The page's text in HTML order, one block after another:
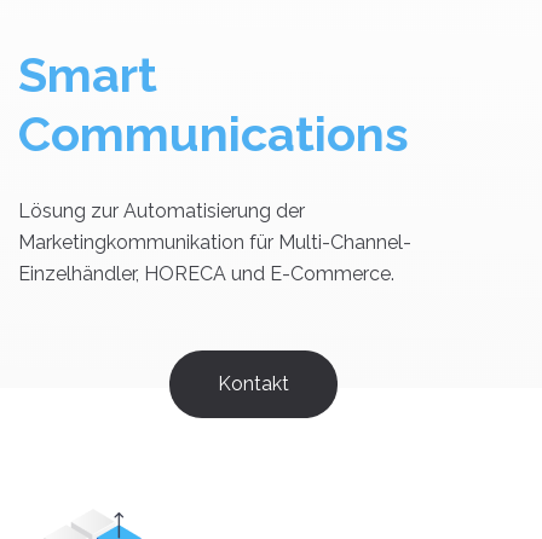
Smart
Communications
Lösung zur Automatisierung der
Marketingkommunikation für Multi-Channel-
Einzelhändler, HORECA und E-Commerce.
Kontakt